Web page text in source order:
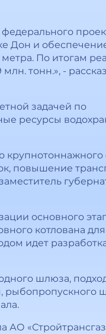
Дон и
По итогам
тонн.», -
задачей по
ресурсы
крупнотоннажного
повышение
основного
котлована для
идет
шлюза,
рыбопропускного
АО